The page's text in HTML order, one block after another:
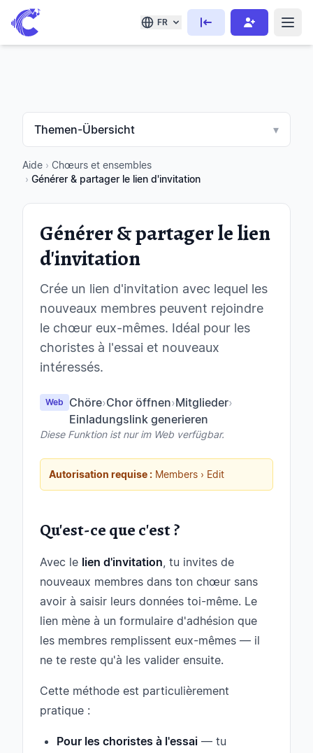
FR
Themen-Übersicht ▾
Aide › Chœurs et ensembles
› Générer & partager le lien d'invitation
Générer & partager le lien
d'invitation
Crée un lien d'invitation avec lequel les
nouveaux membres peuvent rejoindre
le chœur eux-mêmes. Idéal pour les
choristes à l'essai et nouveaux
intéressés.
Web Chöre›Chor öffnen›Mitglieder›
Einladungslink generieren
Diese Funktion ist nur im Web verfügbar.
Autorisation requise : Members › Edit
Qu'est-ce que c'est ?
Avec le lien d'invitation, tu invites de
nouveaux membres dans ton chœur sans
avoir à saisir leurs données toi-même. Le
lien mène à un formulaire d'adhésion que
les membres remplissent eux-mêmes — il
ne te reste qu'à les valider ensuite.
Cette méthode est particulièrement
pratique :
Pour les choristes à l'essai — tu